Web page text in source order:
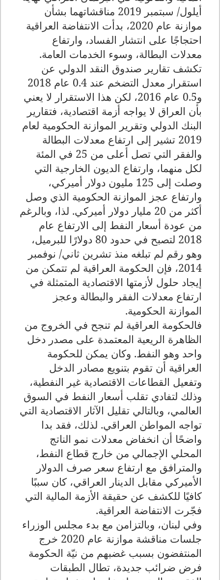
أيلول/ سبتمبر 2019 مناقشاتهما بشأن
موازنة عام 2020، بدأت الانتفاضة العراقية
احتجاجًا على انتشار الفساد، وارتفاع
معدلات البطالة، وسوء الخدمات العامة.
تكشف تقارير صندوق النقد الدولي عن
استقرار معدل التضخم عند 0.4 عام 2018
و0.5 عام 2016، لكن هذا الاستقرار لا يعني
بأن العراق لا يواجه أزمة اقتصادية، فتقارير
البنك الدولي وتقرير الموازنة الحكومية لعام
2019 تشير إلى ارتفاع معدلات البطالة
والفقر التي تصل أعلى من 25 في المئة
لكل منهما، وارتفاع الديون الخارجية التي
وصلت إلى 125 مليون دولار أميركي،
وارتفاع عجز الموازنة الحكومية الذي وصل
أكثر من 20 مليار دولار أميركي. لذا، وبالرغم
من عودة أسعار النفط إلى الارتفاع عام
2018 لتصبح في حدود 80 دولارًا للبرميل،
وهو رقم لم تبلغه منذ تشرين ثاني/ نوفمبر
2014، فإن الحكومة العراقية لم تتمكن من
إيجاد حلول لأزمتها الاقتصادية المتمثلة في
ارتفاع معدلات الفقر والبطالة وعجز
الموازنة الحكومية.
فالحكومة العراقية لم تنجح في الخروج من
الظاهرة الريعية المعتمدة على مصدر دخل
واحد وهو النفط. وكان يمكن للحكومة
العراقية أن تقوم بتنويع مصادر الدخل
وتفعيل القطاعات الاقتصادية غير النفطية،
وذلك لتفادي تقلب أسعار النفط في السوق
العالمي، وبالتالي تقليل الآثار الاقتصادية التي
تواجه المواطن العراقي. لذلك، فقد بدا
واضحًا أن انخفاض معدلات نمو الناتج
المحلي الإجمالي من خارج قطاع النفط،
والمترافق مع ارتفاع سعر صرف الدولار
الأميركي مقابل الدينار العراقي، كان سببًا
كافيًا للكشف عن حقيقة الأزمة المالية التي
فجّرت الانتفاضة العراقية.
وفي لبنان، وبالتزامن مع بدء مجلس الوزراء
جلسات مناقشة موازنة عام 2020 خرج
المنتفضون بسبب غضبهم من نيّة الحكومة
فرض ضرائب جديدة، تطال الطبقات